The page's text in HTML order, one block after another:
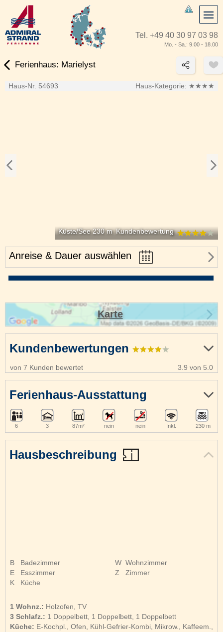
Tel. +49 40 30 97 03 98
Mo. - Sa.: 9.00 - 18.00
Ferienhaus: Marielyst
Haus-Nr. 54693 Haus-Kategorie: ★★★★
Küste/See 230 m Kundenbewertung
Anreise & Dauer auswählen
Hausbeschreibung
B
Badezimmer
E
Esszimmer
K
Küche
W Wohnzimmer
Z
Zimmer
1 Wohnz.: Holzofen, TV
3 Schlafz.: 1 Doppelbett, 1 Doppelbett, 1 Doppelbett
Küche: E-Kochpl., Ofen, Kühl-Gefrier-Kombi, Mikrow., Kaffeem.,
Kundenbewertungen
von 7 Kunden bewertet 3.9 von 5.0
Ferienhaus-Ausstattung
6 3 87m² nein nein Inkl. 230 m
Karte